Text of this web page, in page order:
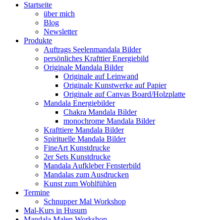
Startseite
über mich
Blog
Newsletter
Produkte
Auftrags Seelenmandala Bilder
persönliches Krafttier Energiebild
Originale Mandala Bilder
Originale auf Leinwand
Originale Kunstwerke auf Papier
Originale auf Canvas Board/Holzplatte
Mandala Energiebilder
Chakra Mandala Bilder
monochrome Mandala Bilder
Krafttiere Mandala Bilder
Spirituelle Mandala Bilder
FineArt Kunstdrucke
2er Sets Kunstdrucke
Mandala Aufkleber Fensterbild
Mandalas zum Ausdrucken
Kunst zum Wohlfühlen
Termine
Schnupper Mal Workshop
Mal-Kurs in Husum